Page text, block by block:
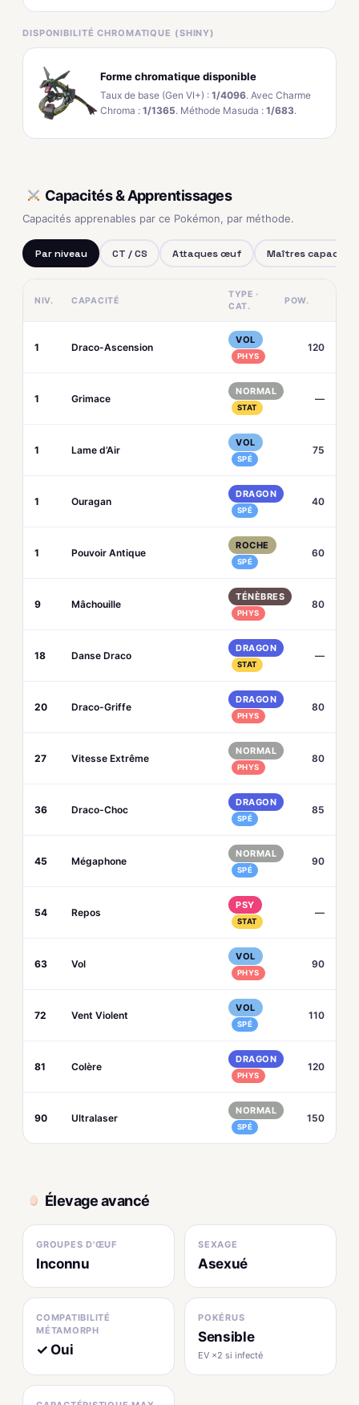
DISPONIBILITÉ CHROMATIQUE (SHINY)
Forme chromatique disponible
Taux de base (Gen VI+) : 1/4096. Avec Charme
Chroma : 1/1365. Méthode Masuda : 1/683.
Capacités & Apprentissages
Capacités apprenables par ce Pokémon, par méthode.
Par niveau CT / CS Attaques œuf Maîtres capacités
NIV. CAPACITÉ
TYPE ·
CAT.
POW.
1 Draco-Ascension
VOL
PHYS
120
1 Grimace
NORMAL
STAT
—
1 Lame d’Air
VOL
SPÉ
75
1 Ouragan
DRAGON
SPÉ
40
1 Pouvoir Antique
ROCHE
SPÉ
60
9 Mâchouille
TÉNÈBRES
PHYS
80
18 Danse Draco
DRAGON
STAT
—
20 Draco-Griffe
DRAGON
PHYS
80
27 Vitesse Extrême
NORMAL
PHYS
80
36 Draco-Choc
DRAGON
SPÉ
85
45 Mégaphone
NORMAL
SPÉ
90
54 Repos
PSY
STAT
—
63 Vol
VOL
PHYS
90
72 Vent Violent
VOL
SPÉ
110
81 Colère
DRAGON
PHYS
120
90 Ultralaser
NORMAL
SPÉ
150
Élevage avancé
GROUPES D'ŒUF
Inconnu
SEXAGE
Asexué
COMPATIBILITÉ
MÉTAMORPH
✓ Oui
POKÉRUS
Sensible
EV ×2 si infecté